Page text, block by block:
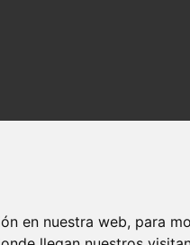
en nuestra web, para